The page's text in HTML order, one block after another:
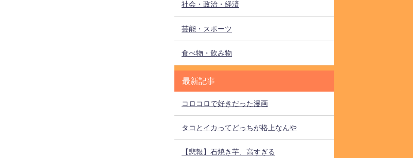
社会・政治・経済
芸能・スポーツ
食べ物・飲み物
最新記事
コロコロで好きだった漫画
タコとイカってどっちが格上なんや
【悲報】石焼き芋、高すぎる